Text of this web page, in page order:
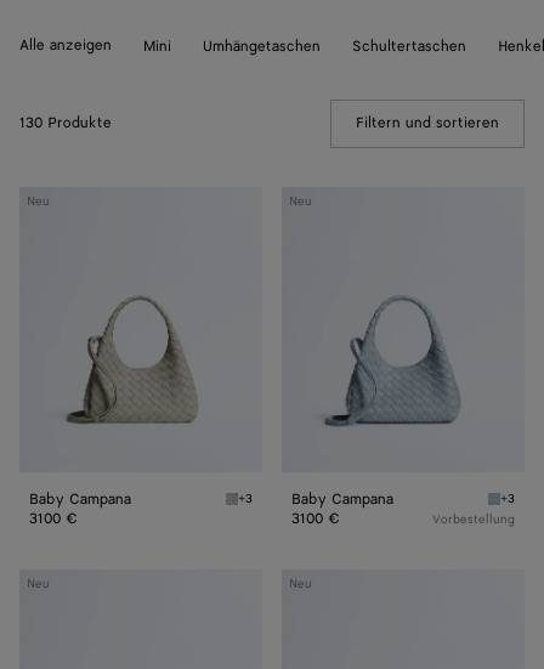
Alle anzeigen Mini Umhängetaschen Schultertaschen
130 Produkte Filtern und sortieren
Neu
Baby
Baby Campana Silica grey Baby Campana
+3
3100 €
Neu
Baby
Baby Campana Glacial
+3
3100 € Vorbestellung
Neu
Baby
Neu
Baby